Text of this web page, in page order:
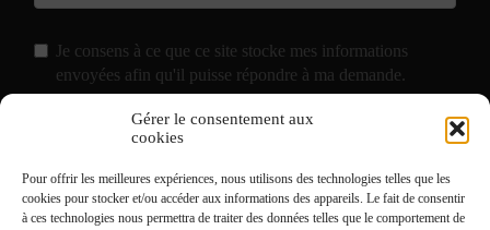
Gérer le consentement aux
cookies
Pour offrir les meilleures expériences, nous utilisons des technologies telles que les
cookies pour stocker et/ou accéder aux informations des appareils. Le fait de consentir
à ces technologies nous permettra de traiter des données telles que le comportement de
Je consens à ce que ce site stocke mes informations
envoyées afin qu'il puisse répondre à ma demande.
J'accepte de recevoir vos e-mails et confirme avoir pris
Mentions Légales.